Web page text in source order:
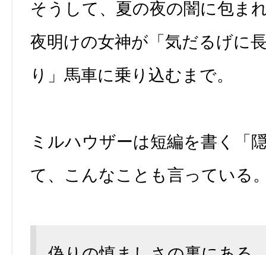
そうして、夏の夜の闇に包ま
夜明けの女神が「気だるげに
り」馬車に乗り込むまで。
ミルハウザーは短編を書く「
て、こんなことも言っている